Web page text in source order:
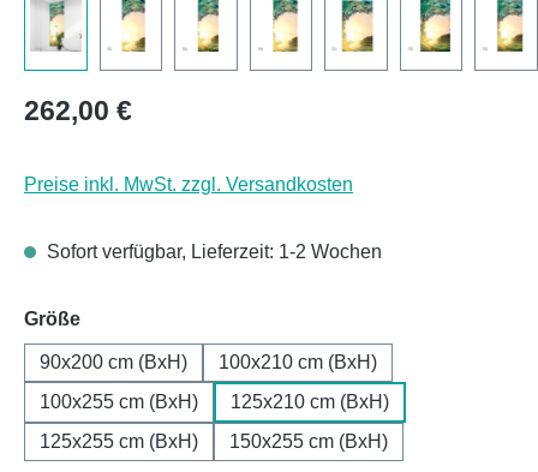
Regulärer Preis:
262,00 €
Preise inkl. MwSt. zzgl. Versandkosten
Sofort verfügbar, Lieferzeit: 1-2 Wochen
Größeauswählen
90x200 cm (BxH)
100x210 cm (BxH)
100x255 cm (BxH)
125x210 cm (BxH)
125x255 cm (BxH)
150x255 cm (BxH)